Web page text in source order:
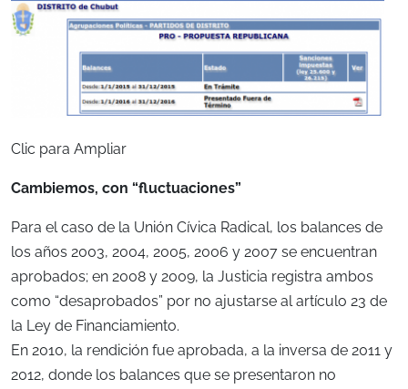
Clic para Ampliar
Cambiemos, con “fluctuaciones”
Para el caso de la Unión Cívica Radical, los balances de
los años 2003, 2004, 2005, 2006 y 2007 se encuentran
aprobados; en 2008 y 2009, la Justicia registra ambos
como “desaprobados” por no ajustarse al artículo 23 de
la Ley de Financiamiento.
En 2010, la rendición fue aprobada, a la inversa de 2011 y
2012, donde los balances que se presentaron no